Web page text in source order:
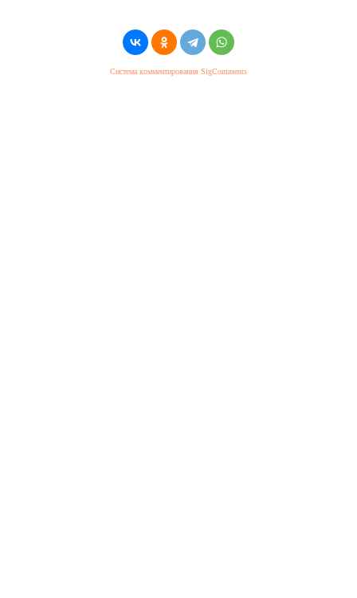
Система комментирования SigComments